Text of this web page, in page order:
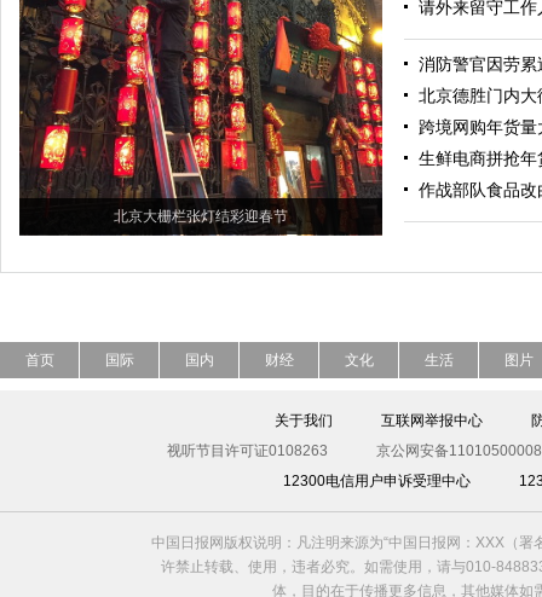
北京大栅栏张灯结彩迎春节
请外来留守工
消防警官因劳
北京德胜门内
跨境网购年货量
生鲜电商拼抢年
作战部队食品
首页 国际 国内 财经 文化 生活 图片
关于我们 互联网举报中心
视听节目许可证0108263
京公网安备
12300电信用户申诉受理中心
中国日报网版权说明：凡注明来源为“中国日报网：XXX（
许禁止转载、使用，违者必究。如需使用，请与010-
体，目的在于传播更多信息，其他媒体